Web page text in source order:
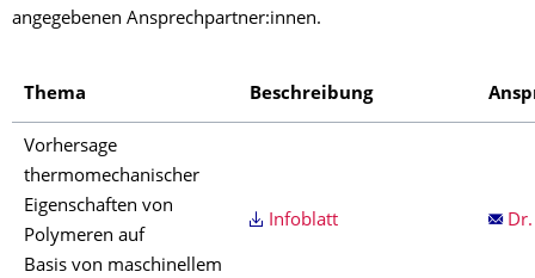
angegebenen Ansprechpartner:innen.
Thema Beschreibung
Vorhersage
thermomechanischer
Eigenschaften von
Polymeren auf
Basis von maschinellem
Infoblatt